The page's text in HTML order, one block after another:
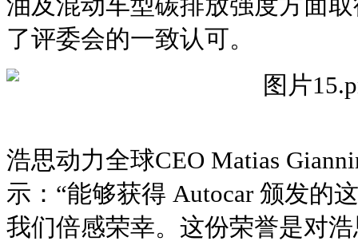
了评委会的一致认可。
浩思动力全球CEO Matias
示：“能够获得 Autocar 颁发的
我们倍感荣幸。这份荣誉是对